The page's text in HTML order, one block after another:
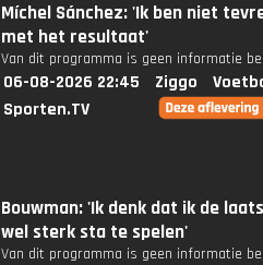
Míchel Sánchez: 'Ik ben niet
met het resultaat'
Van dit programma is geen informatie
06-08-2026 22:45 Ziggo
Sporten.TV
Bouwman: 'Ik denk dat ik de
wel sterk sta te spelen'
Van dit programma is geen informatie